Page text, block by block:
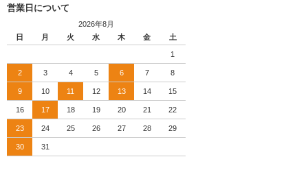
営業日について
2026年8月
日
月 火 水 木 金 土
1
2 3 4 5 6 7 8
9 10 11 12 13 14 15
16 17 18 19 20 21 22
23 24 25 26 27 28 29
30 31